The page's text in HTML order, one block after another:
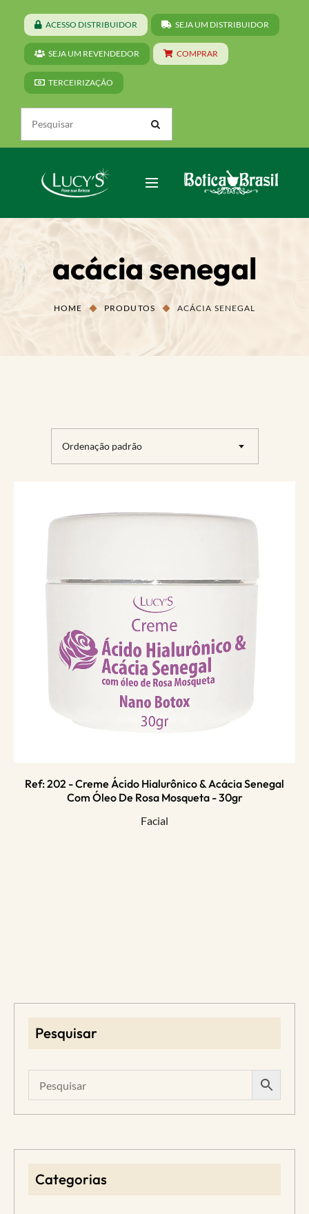
ACESSO DISTRIBUIDOR SEJA UM DISTRIBUIDOR
SEJA UM REVENDEDOR COMPRAR
TERCEIRIZAÇÃO
acácia senegal
HOME PRODUTOS ACÁCIA SENEGAL
Ordenação padrão
Ref: 202 - Creme Ácido Hialurônico & Acácia Senegal
Com Óleo De Rosa Mosqueta - 30gr
Facial
Pesquisar
Categorias